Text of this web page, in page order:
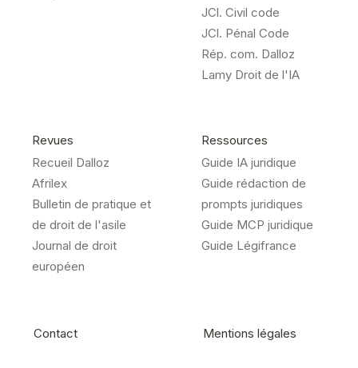
JCl. Civil code
JCl. Pénal Code
Rép. com. Dalloz
Lamy Droit de l'IA
Revues
Recueil Dalloz
Afrilex
Bulletin de pratique et
de droit de l'asile
Journal de droit
européen
Ressources
Guide IA juridique
Guide rédaction de
prompts juridiques
Guide MCP juridique
Guide Légifrance
Contact Mentions légales